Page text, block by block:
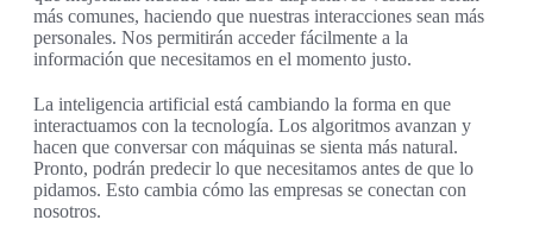
más comunes, haciendo que nuestras interacciones sean más
personales. Nos permitirán acceder fácilmente a la
información que necesitamos en el momento justo.
La inteligencia artificial está cambiando la forma en que
interactuamos con la tecnología. Los algoritmos avanzan y
hacen que conversar con máquinas se sienta más natural.
Pronto, podrán predecir lo que necesitamos antes de que lo
pidamos. Esto cambia cómo las empresas se conectan con
nosotros.